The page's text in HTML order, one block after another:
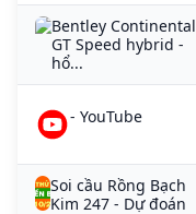
Bentley Continental
GT Speed hybrid -
hổ...
- YouTube
Soi cầu Rồng Bạch
Kim 247 - Dự đoán